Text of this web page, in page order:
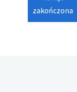
zakończona